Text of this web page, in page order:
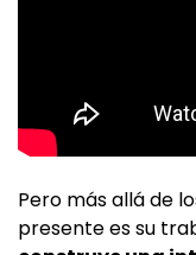
Pero más allá de
presente es su